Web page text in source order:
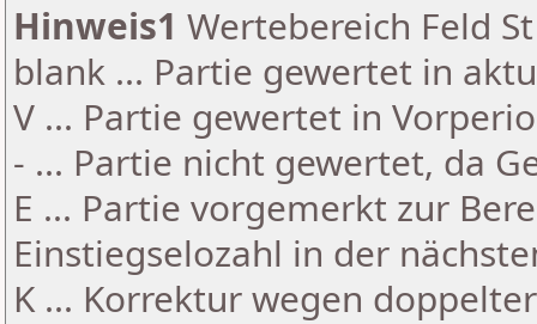
Hinweis1 Wertebereich Feld
blank ... Partie gewertet in
V ... Partie gewertet in
- ... Partie nicht gewertet, da
E ... Partie vorgemerkt zur
Einstiegselozahl in der
K ... Korrektur wegen